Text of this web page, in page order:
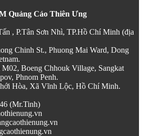
Quảng Cáo Thiên Ưng
, P.Tân Sơn Nhì, TP.Hồ Chí Minh (địa
Chinh St., Phuong Mai Ward, Dong
M02, Boeng Chhouk Village, Sangkat
Phnom Penh.
Hòa, Xã Vĩnh Lộc, Hồ Chí Minh.
(Mr.Tinh)